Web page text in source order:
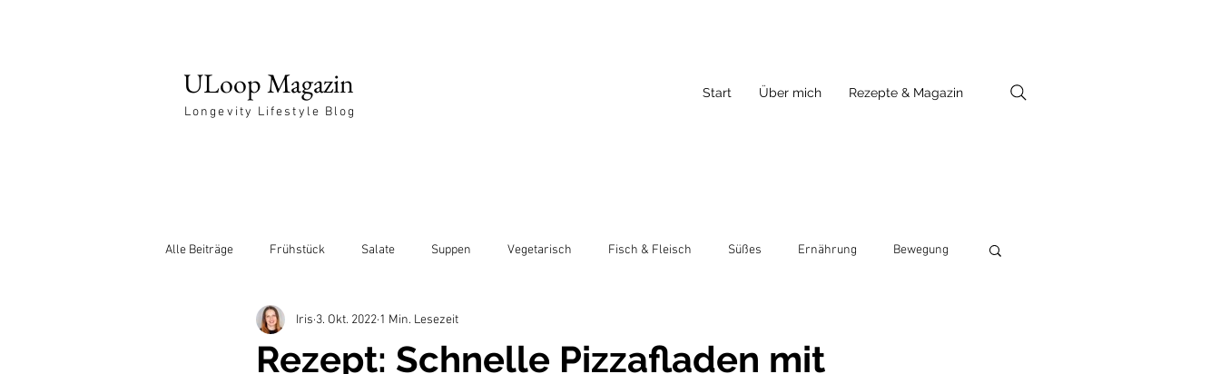
ULoop Magazin
Longevity Lifestyle Blog
Start Über mich Rezepte & Magazin
Alle Beiträge Frühstück Salate Suppen Vegetarisch Fisch & Fleisch Süßes Ernährung Bewegung
Entspannung
Rezept: Schnelle Pizzafladen mit
Iris 3. Okt. 2022 1 Min. Lesezeit